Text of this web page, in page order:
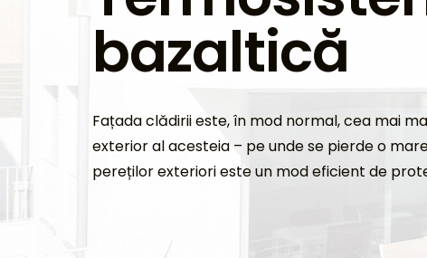
bazaltică
Fațada clădirii este, în mod normal, cea mai
exterior al acesteia – pe unde se pierde o
pereților exteriori este un mod eficient de